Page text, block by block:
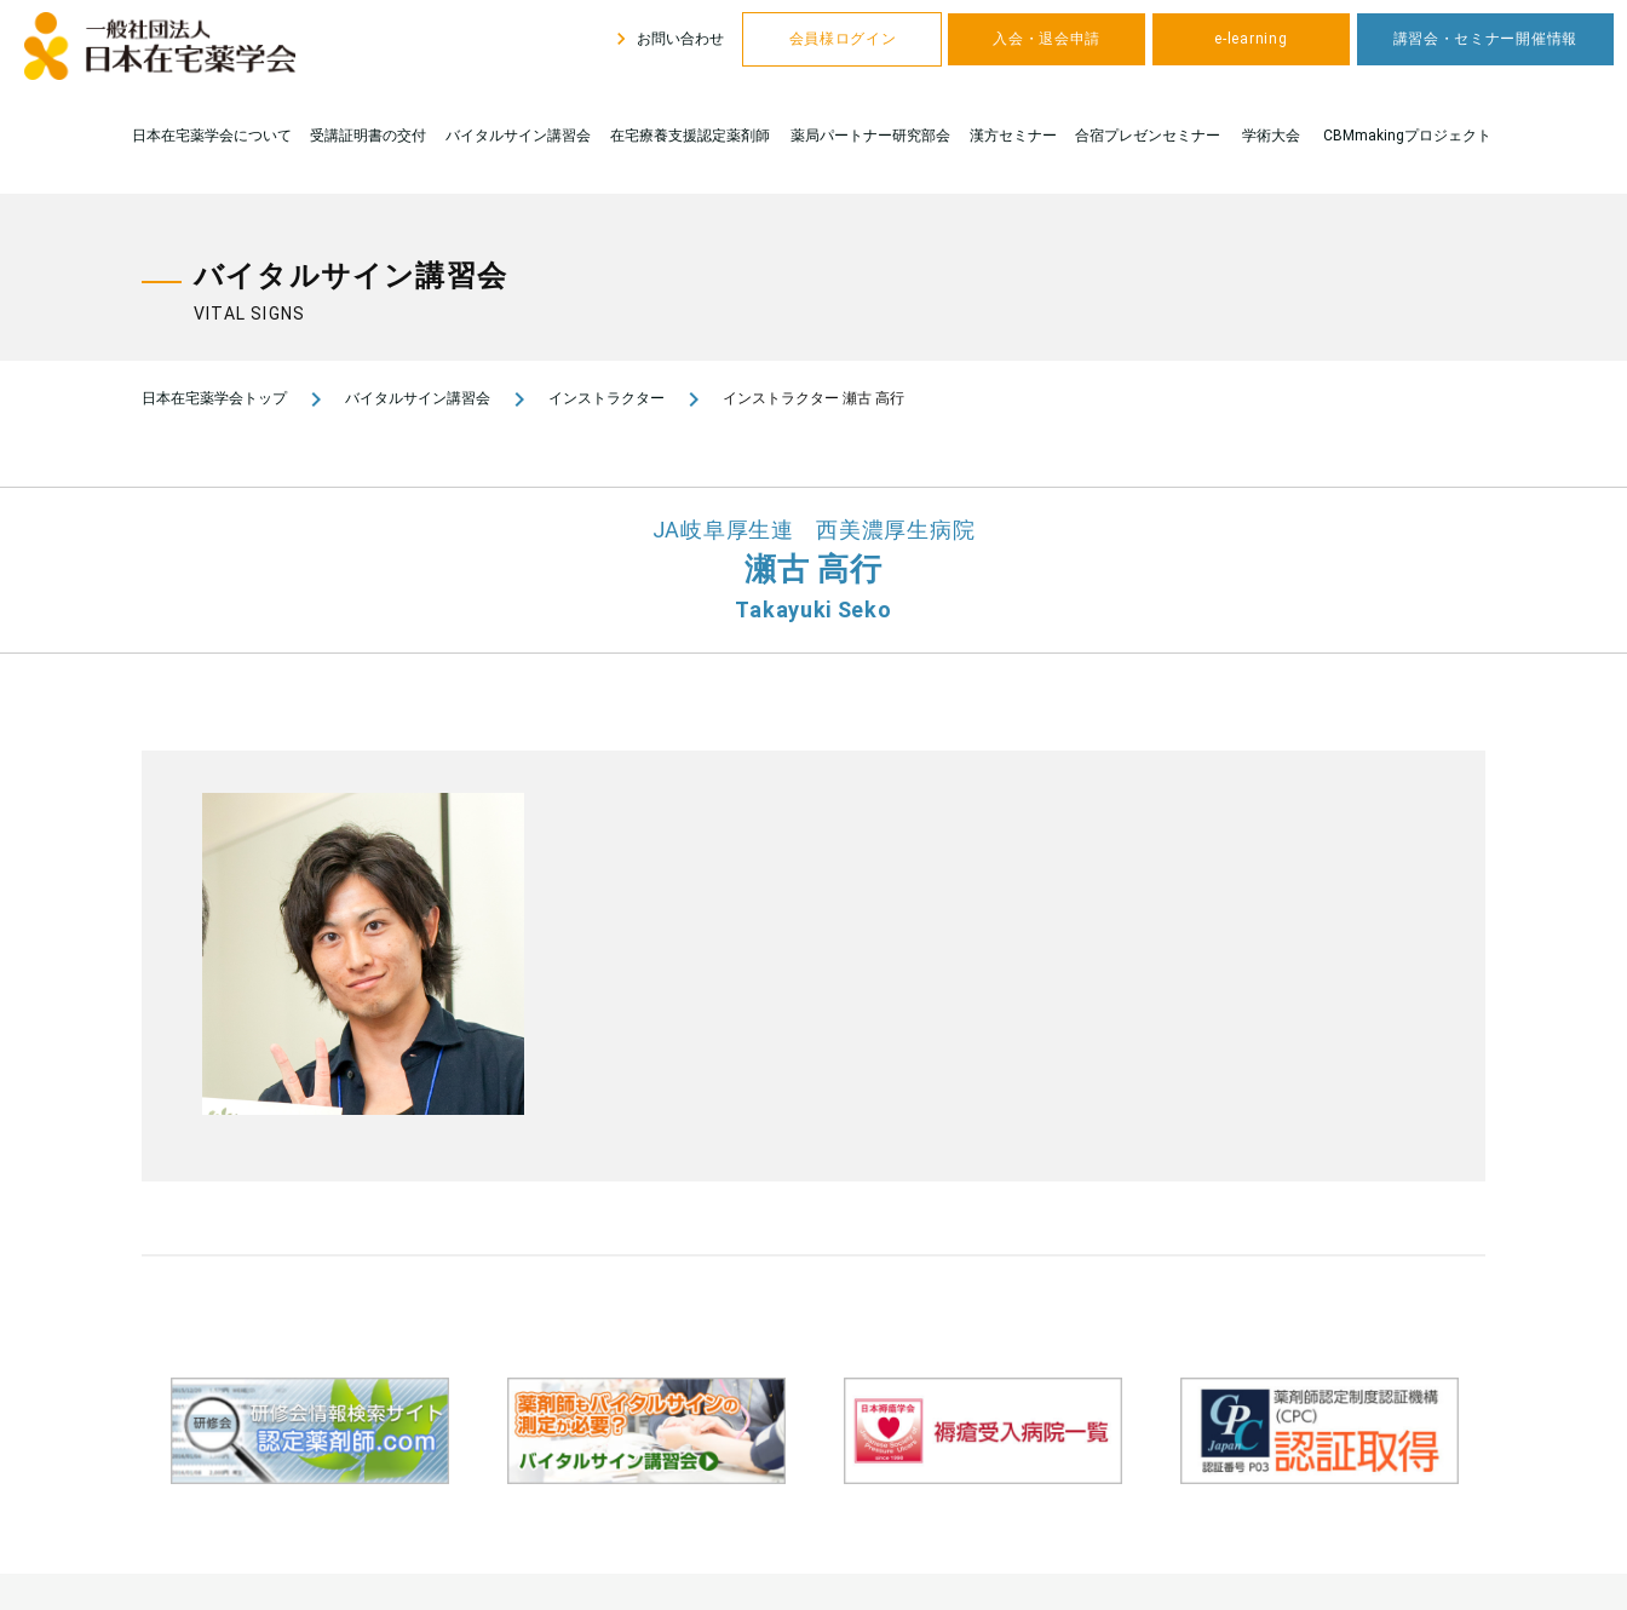
navigate_next お問い合わせ 会員様ログイン 入会・退会申請 e-learning 講習会・セミナー開催情報
日本在宅薬学会について 受講証明書の交付 バイタルサイン講習会 在宅療養支援認定薬剤師 薬局パートナー研究部会 漢方セミナー 合宿プレゼンセミナー 学術大会 CBMmakingプロジェクト
バイタルサイン講習会
VITAL SIGNS
日本在宅薬学会トップ navigate_next バイタルサイン講習会 navigate_next インストラクター navigate_next インストラクター 瀬古 高行
JA岐阜厚生連 西美濃厚生病院
瀬古 高行
Takayuki Seko